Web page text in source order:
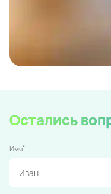
Остались
Имя*